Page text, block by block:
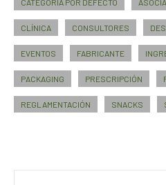
CATEGORÍA POR DEFECTO
CLÍNICA CONSULTORES
EVENTOS FABRICANTE
PACKAGING PRESCRIPCIÓN
REGLAMENTACIÓN SNACKS